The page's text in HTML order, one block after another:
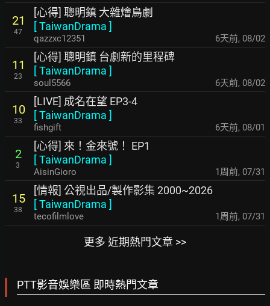
21
47
[心得] 聰明鎮 大雜燴鳥劇
[TaiwanDrama ]
qazzxc12351 6天前, 08/02
11
23
[心得] 聰明鎮 台劇新的里程碑
[TaiwanDrama ]
soul5566 6天前, 08/02
10
33
[LIVE] 成名在望 EP3-4
[TaiwanDrama ]
fishgift 6天前, 08/01
2
3
[心得] 來！金來號！ EP1
[TaiwanDrama ]
AisinGioro 1周前, 07/31
15
38
[情報] 公視出品/製作影集 2000~2026
[TaiwanDrama ]
tecofilmlove 1周前, 07/31
更多 近期熱門文章 >>
PTT影音娛樂區 即時熱門文章